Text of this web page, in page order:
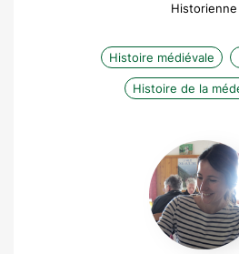
Historienne
Histoire médiévale
Histoire de la